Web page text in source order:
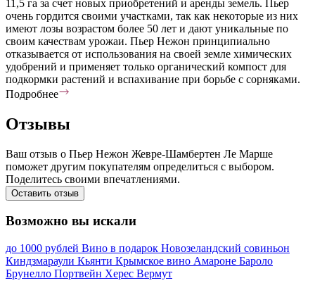
11,5 га за счет новых приобретений и аренды земель. Пьер
очень гордится своими участками, так как некоторые из них
имеют лозы возрастом более 50 лет и дают уникальные по
своим качествам урожаи. Пьер Нежон принципиально
отказывается от использования на своей земле химических
удобрений и применяет только органический компост для
подкормки растений и вспахивание при борьбе с сорняками.
Подробнее
Отзывы
Ваш отзыв о Пьер Нежон Жевре-Шамбертен Ле Марше
поможет другим покупателям определиться с выбором.
Поделитесь своими впечатлениями.
Оставить отзыв
Возможно вы искали
до 1000 рублей Вино в подарок Новозеландский совиньон
Киндзмараули Кьянти Крымское вино Амароне Бароло
Брунелло Портвейн Херес Вермут